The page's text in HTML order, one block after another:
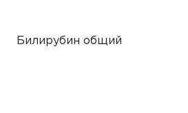
Билирубин общий